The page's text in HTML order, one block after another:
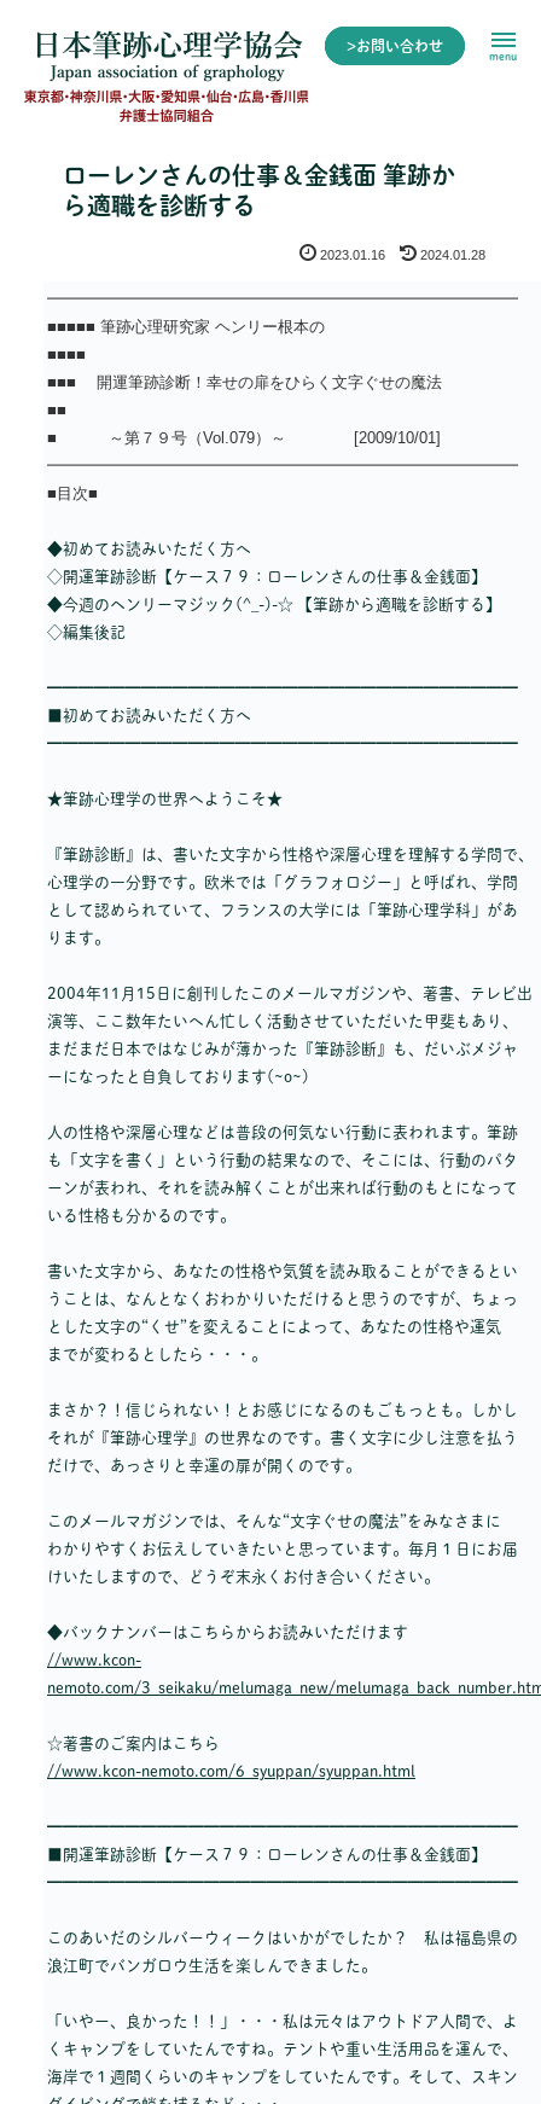
>お問い合わせ
menu
ローレンさんの仕事＆金銭面 筆跡か
ら適職を診断する
2023.01.16 2024.01.28
━━━━━━━━━━━━━━━━━━━━━━━━━━━━━━
■■■■■ 筆跡心理研究家 ヘンリー根本の
■■■■
■■■ 開運筆跡診断！幸せの扉をひらく文字ぐせの魔法
■■
■ ～第７９号（Vol.079）～ [2009/10/01]
━━━━━━━━━━━━━━━━━━━━━━━━━━━━━━
■目次■
◆初めてお読みいただく方へ
◇開運筆跡診断【ケース７９：ローレンさんの仕事＆金銭面】
◆今週のヘンリーマジック(^_-)-☆ 【筆跡から適職を診断する】
◇編集後記
━━━━━━━━━━━━━━━━━━━━━━━━━━━━━━
■初めてお読みいただく方へ
━━━━━━━━━━━━━━━━━━━━━━━━━━━━━━
★筆跡心理学の世界へようこそ★
『筆跡診断』は、書いた文字から性格や深層心理を理解する学問で、
心理学の一分野です。欧米では「グラフォロジー」と呼ばれ、学問
として認められていて、フランスの大学には「筆跡心理学科」があ
ります。
2004年11月15日に創刊したこのメールマガジンや、著書、テレビ出
演等、ここ数年たいへん忙しく活動させていただいた甲斐もあり、
まだまだ日本ではなじみが薄かった『筆跡診断』も、だいぶメジャ
ーになったと自負しております(~o~)
人の性格や深層心理などは普段の何気ない行動に表われます。筆跡
も「文字を書く」という行動の結果なので、そこには、行動のパタ
ーンが表われ、それを読み解くことが出来れば行動のもとになって
いる性格も分かるのです。
書いた文字から、あなたの性格や気質を読み取ることができるとい
うことは、なんとなくおわかりいただけると思うのですが、ちょっ
とした文字の“くせ”を変えることによって、あなたの性格や運気
までが変わるとしたら・・・。
まさか？！信じられない！とお感じになるのもごもっとも。しかし
それが『筆跡心理学』の世界なのです。書く文字に少し注意を払う
だけで、あっさりと幸運の扉が開くのです。
このメールマガジンでは、そんな“文字ぐせの魔法”をみなさまに
わかりやすくお伝えしていきたいと思っています。毎月１日にお届
けいたしますので、どうぞ末永くお付き合いください。
◆バックナンバーはこちらからお読みいただけます
//www.kcon-
nemoto.com/3_seikaku/melumaga_new/
☆著書のご案内はこちら
//www.kcon-nemoto.com/6_syuppan/syuppan.html
━━━━━━━━━━━━━━━━━━━━━━━━━━━━━━
■開運筆跡診断【ケース７９：ローレンさんの仕事＆金銭面】
━━━━━━━━━━━━━━━━━━━━━━━━━━━━━━
このあいだのシルバーウィークはいかがでしたか？ 私は福島県の
浪江町でバンガロウ生活を楽しんできました。
「いやー、良かった！！」・・・私は元々はアウトドア人間で、よ
くキャンプをしていたんですね。テントや重い生活用品を運んで、
海岸で１週間くらいのキャンプをしていたんです。そして、スキン